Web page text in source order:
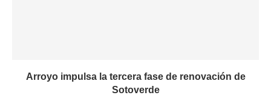
Arroyo impulsa la tercera fase de renovación de
Sotoverde